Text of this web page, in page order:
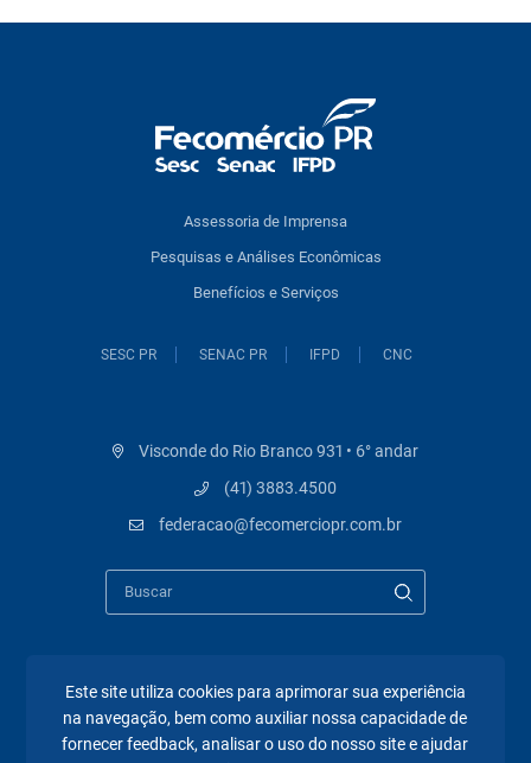
Assessoria de Imprensa
Pesquisas e Análises Econômicas
Benefícios e Serviços
SESC PR SENAC PR IFPD CNC
Visconde do Rio Branco 931 • 6° andar
(41) 3883.4500
federacao@fecomerciopr.com.br
Páginas mais visitadas
A Fecomércio PR
Este site utiliza cookies para aprimorar sua experiência
na navegação, bem como auxiliar nossa capacidade de
fornecer feedback, analisar o uso do nosso site e ajudar